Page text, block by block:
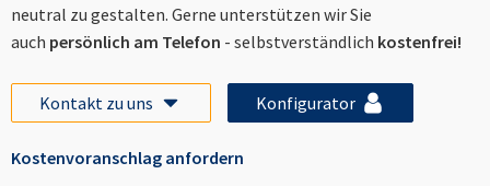
neutral zu gestalten. Gerne unterstützen wir Sie
auch persönlich am Telefon - selbstverständlich kostenfrei!
Kontakt zu uns Konfigurator
Kostenvoranschlag anfordern